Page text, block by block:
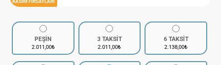
KASIM FIRSATLARI
PEŞİN
2.011,00₺
3 TAKSİT
2.011,00₺
6 TAKSİT
2.138,00₺